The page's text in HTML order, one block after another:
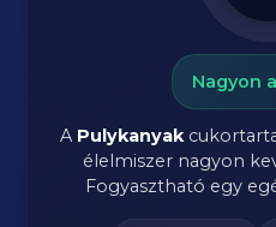
Nagyon
A Pulykanyak
élelmiszer nagyon
Fogyasztható egy